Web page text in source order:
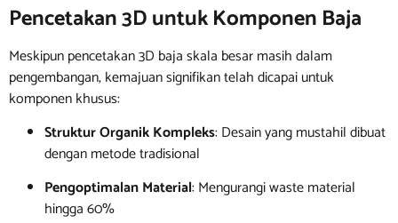
Pencetakan 3D untuk Komponen Baja
Meskipun pencetakan 3D baja skala besar masih dalam
pengembangan, kemajuan signifikan telah dicapai untuk
komponen khusus:
Struktur Organik Kompleks: Desain yang mustahil dibuat
dengan metode tradisional
Pengoptimalan Material: Mengurangi waste material
hingga 60%